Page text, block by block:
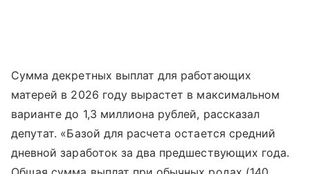
Сумма декретных выплат для работающих
матерей в 2026 году вырастет в максимальном
варианте до 1,3 миллиона рублей, рассказал
депутат. «Базой для расчета остается средний
дневной заработок за два предшествующих года.